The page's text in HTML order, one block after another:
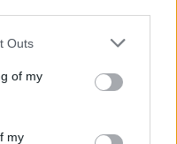
one or more Google
You may click to
its third-party tags to
in below Google
Outs
of my
my
κοκτέιλ που
το